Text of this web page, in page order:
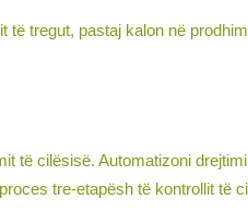
tregut, pastaj kalon në
të cilësisë. Automatizoni
tre-etapësh të kontrollit të